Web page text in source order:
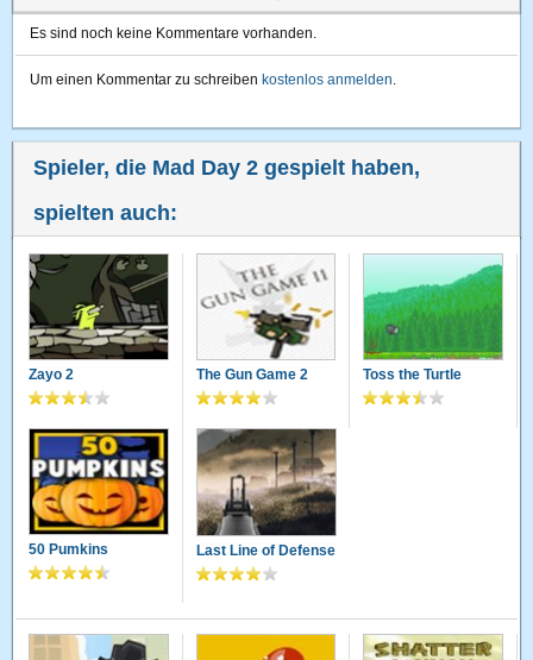
Es sind noch keine Kommentare vorhanden.
Um einen Kommentar zu schreiben kostenlos anmelden.
Spieler, die Mad Day 2 gespielt haben,
spielten auch:
Zayo 2 The Gun Game 2 Toss the Turtle
50 Pumkins Last Line of Defense